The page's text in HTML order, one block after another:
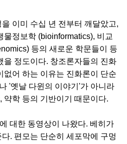
이미 수십 년 전부터 깨달았고,
물정보학 (bioinformatics), 비교
등의 새로운 학문들이 등
을 정도이다. 창조론자들의 진화
없어 하는 이유는 진화론이 단순
'옛날 다윈의 이야기'가 아니라
약학 등의 기반이기 때문이다.
대한 동영상이 나왔다. 베히가
. 편모는 단순히 세포막에 구멍